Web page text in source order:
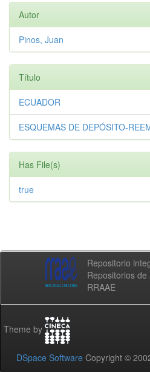
Autor
Pinos, Juan
Título
ECUADOR
ESQUEMAS DE DEPÓSITO-
Has File(s)
true
Repositorio
Repositorios
RRAAE
Theme by
DSpace Software Copyright ©